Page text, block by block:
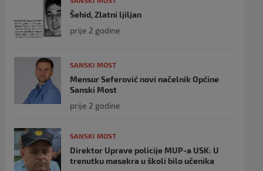
Šehid, Zlatni ljiljan
prije 2 godine
SANSKI MOST
Mensur Seferović novi načelnik Općine
Sanski Most
prije 2 godine
SANSKI MOST
Direktor Uprave policije MUP-a USK: U
trenutku masakra u školi bilo učenika